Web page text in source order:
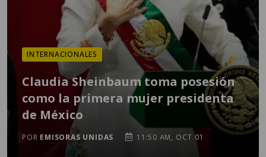
INTERNACIONALES
Claudia Sheinbaum toma posesión
como la primera mujer presidenta
de México
POR EMISORAS UNIDAS 11:50 AM, OCT 01